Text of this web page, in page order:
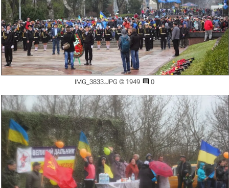
IMG_3833.JPG © 1949  0